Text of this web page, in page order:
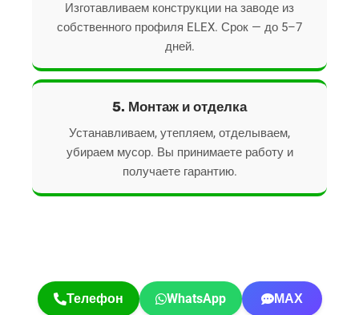
Изготавливаем конструкции на заводе из
собственного профиля ELEX. Срок — до 5–7
дней.
5. Монтаж и отделка
Устанавливаем, утепляем, отделываем,
убираем мусор. Вы принимаете работу и
получаете гарантию.
Телефон WhatsApp МАХ